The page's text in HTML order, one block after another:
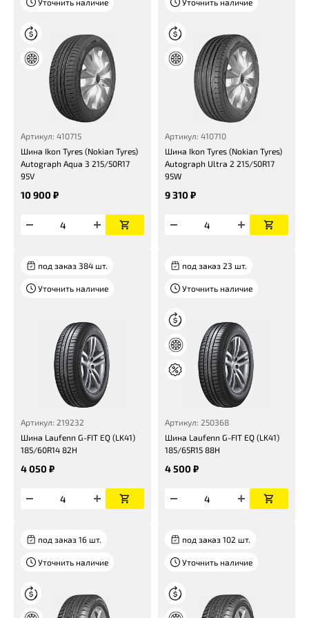
Уточнить наличие
Артикул: 410715
Шина Ikon Tyres (Nokian Tyres)
Autograph Aqua 3 215/50R17
95V
10 900 ₽
Уточнить наличие
Артикул: 410710
Шина Ikon Tyres (Nokian Tyres)
Autograph Ultra 2 215/50R17
95W
9 310 ₽
под заказ 384 шт.
Уточнить наличие
Артикул: 219232
Шина Laufenn G-FIT EQ (LK41)
185/60R14 82H
4 050 ₽
под заказ 23 шт.
Уточнить наличие
Артикул: 250368
Шина Laufenn G-FIT EQ (LK41)
185/65R15 88H
4 500 ₽
под заказ 16 шт.
Уточнить наличие
под заказ 102 шт.
Уточнить наличие